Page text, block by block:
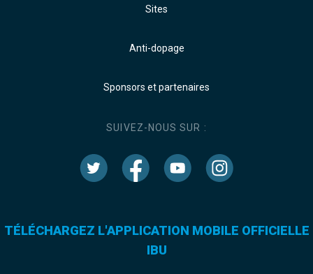
Sites
Anti-dopage
Sponsors et partenaires
SUIVEZ-NOUS SUR :
TÉLÉCHARGEZ L'APPLICATION MOBILE OFFICIELLE
IBU